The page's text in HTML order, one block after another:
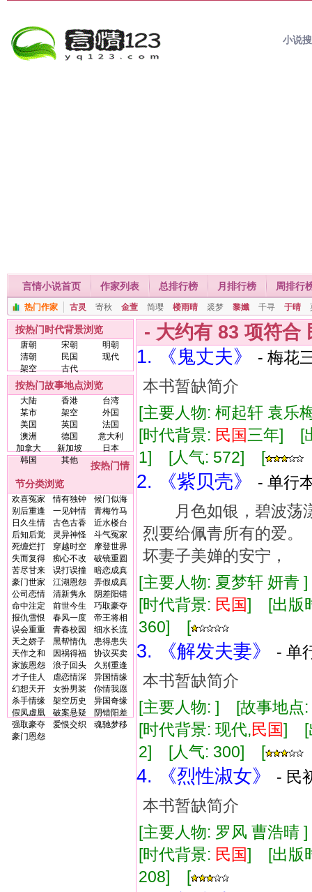
小说
言情小说首页 作家列表 总排行榜 月排行榜 周排行
热门作家 古灵 寄秋 金萱 简璎 楼雨晴 裘梦 黎孅 千寻 于晴
按热门时代背景浏览
唐朝 宋朝
明朝
清朝
民国
现代
架空
古代
按热门故事地点浏览
大陆 香港
台湾
某市
架空
外国
美国
英国
法国
澳洲
德国
意大利
加拿大
新加坡
日本
韩国
其他
按热门情
节分类浏览
欢喜冤家 情有独钟
候门似海
别后重逢
一见钟情
青梅竹马
日久生情
古色古香
近水楼台
后知后觉
灵异神怪
斗气冤家
死缠烂打
穿越时空
摩登世界
失而复得
痴心不改
破镜重圆
苦尽甘来
误打误撞
暗恋成真
豪门世家
江湖恩怨
弄假成真
公司恋情
清新隽永
阴差阳错
命中注定
前世今生
巧取豪夺
报仇雪恨
春风一度
帝王将相
误会重重
青春校园
细水长流
天之娇子
黑帮情仇
患得患失
天作之和
因祸得福
协议买卖
家族恩怨
浪子回头
久别重逢
才子佳人
虐恋情深
异国情缘
幻想天开
女扮男装
你情我愿
杀手情缘
架空历史
异国奇缘
假凤虚凰
破案悬疑
阴错阳差
强取豪夺
爱恨交织
魂驰梦移
豪门恩怨
- 大约有 83 项符合
1. 《鬼丈夫》
- 梅花
本书暂缺简介
[主要人物: 柯起轩 袁
[时代背景: 民国 三年] [
1] [人气: 572] [
2. 《紫贝壳》
- 单行
月色如银，碧波
烈要给佩青所有的
坏妻子美婵的安宁，
[主要人物: 夏梦轩 妍
[时代背景: 民国] [出版
360] [
3. 《解发夫妻》
- 单
本书暂缺简介
[主要人物: ] [故事地
[时代背景: 现代,民国] [
2] [人气: 300] [
4. 《烈性淑女》
- 民
本书暂缺简介
[主要人物: 罗风 曹浩
[时代背景: 民国] [出版
208] [